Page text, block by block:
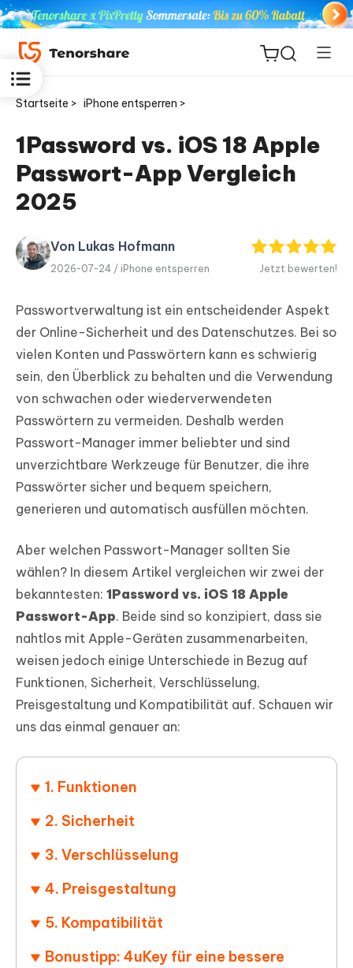
ReiBoot
for iOS
PDF
Editor
Neu
iAnyGo
Startseite > iPhone entsperren >
1Password vs. iOS 18 Apple
Passwort-App Vergleich
2025
Von Lukas Hofmann
2026-07-24 / iPhone entsperren Jetzt bewerten!
Passwortverwaltung ist ein entscheidender Aspekt
der Online-Sicherheit und des Datenschutzes. Bei so
vielen Konten und Passwörtern kann es schwierig
sein, den Überblick zu behalten und die Verwendung
von schwachen oder wiederverwendeten
Passwörtern zu vermeiden. Deshalb werden
Passwort-Manager immer beliebter und sind
unverzichtbare Werkzeuge für Benutzer, die ihre
Passwörter sicher und bequem speichern,
generieren und automatisch ausfüllen möchten.
Aber welchen Passwort-Manager sollten Sie
wählen? In diesem Artikel vergleichen wir zwei der
bekanntesten: 1Password vs. iOS 18 Apple
Passwort-App. Beide sind so konzipiert, dass sie
nahtlos mit Apple-Geräten zusammenarbeiten,
weisen jedoch einige Unterschiede in Bezug auf
Funktionen, Sicherheit, Verschlüsselung,
Preisgestaltung und Kompatibilität auf. Schauen wir
uns das einmal genauer an:
1. Funktionen
2. Sicherheit
3. Verschlüsselung
4. Preisgestaltung
5. Kompatibilität
Bonustipp: 4uKey für eine bessere